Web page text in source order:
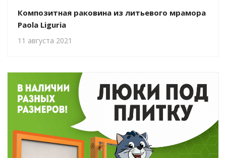
Композитная раковина из литьевого мрамора
Paola Liguria
11 августа 2021